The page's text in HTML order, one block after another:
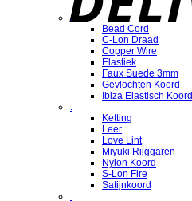
.
Bead Cord
C-Lon Draad
Copper Wire
Elastiek
Faux Suede 3mm
Gevlochten Koord
Ibiza Elastisch Koord
.
Ketting
Leer
Love Lint
Miyuki Rijggaren
Nylon Koord
S-Lon Fire
Satijnkoord
.